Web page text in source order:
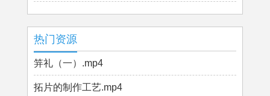
热门资源
笄礼（一）.mp4
拓片的制作工艺.mp4